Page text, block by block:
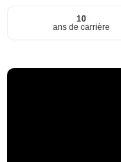
10
ans de carrière